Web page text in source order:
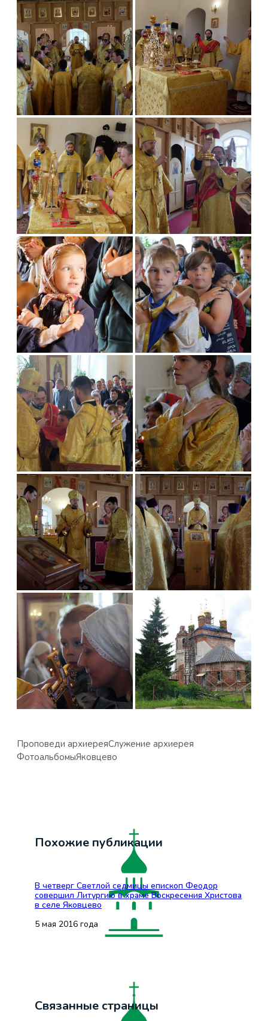
Проповеди архиереяСлужение архиерея
ФотоальбомыЯковцево
Похожие публикации
В четверг Светлой седмицы епископ Феодор
совершил Литургию в храме Воскресения Христова
в селе Яковцево
5 мая 2016 года
Связанные страницы